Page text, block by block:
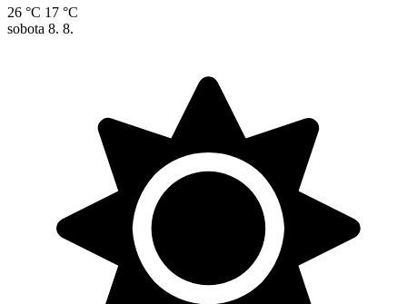
26 °C 17 °C
sobota 8. 8.